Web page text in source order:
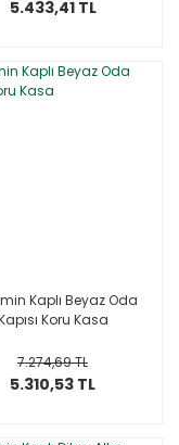
5.433,41 TL
Kaplı Beyaz Oda
Koru Kasa
7.274,69 TL
5.310,53 TL